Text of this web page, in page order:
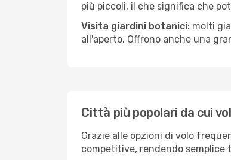
più piccoli, il che significa che
Visita giardini botanici: molti
all'aperto. Offrono anche una
Città più popolari da cui
Grazie alle opzioni di volo
competitive, rendendo